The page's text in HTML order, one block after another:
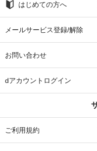
はじめての方へ
メールサービス登録/解除
お問い合わせ
dアカウントログイン
ご利用規約